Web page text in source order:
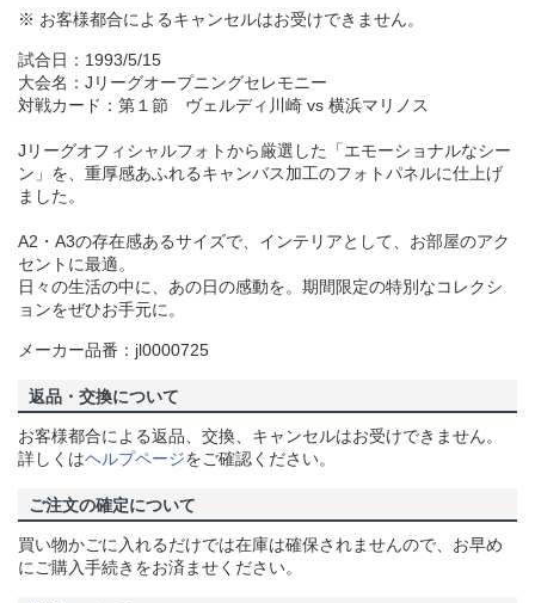
※ お客様都合によるキャンセルはお受けできません。
試合日：1993/5/15
大会名：Jリーグオープニングセレモニー
対戦カード：第１節 ヴェルディ川崎 vs 横浜マリノス
Jリーグオフィシャルフォトから厳選した「エモーショナルなシー
ン」を、重厚感あふれるキャンバス加工のフォトパネルに仕上げ
ました。
A2・A3の存在感あるサイズで、インテリアとして、お部屋のアク
セントに最適。
日々の生活の中に、あの日の感動を。期間限定の特別なコレクシ
ョンをぜひお手元に。
メーカー品番：jl0000725
返品・交換について
お客様都合による返品、交換、キャンセルはお受けできません。
詳しくはヘルプページをご確認ください。
ご注文の確定について
買い物かごに入れるだけでは在庫は確保されませんので、お早め
にご購入手続きをお済ませください。